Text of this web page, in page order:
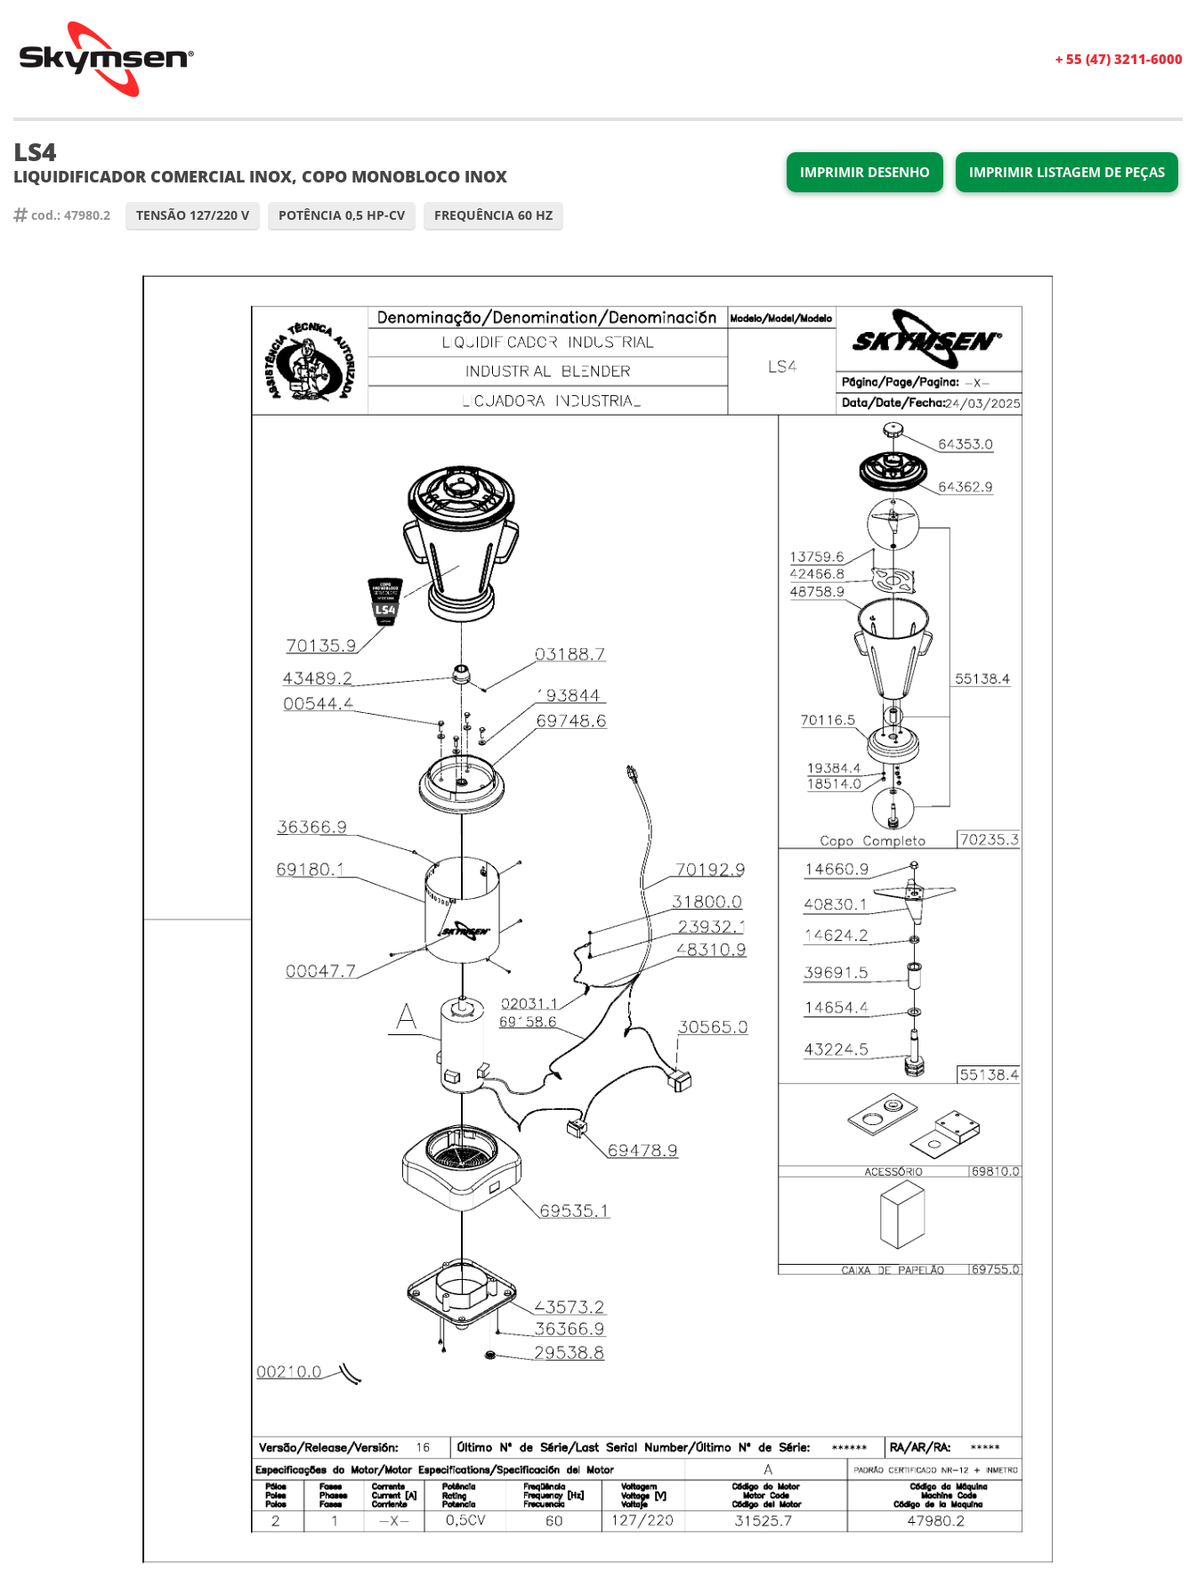
+ 55 (47) 3211-6000
IMPRIMIR DESENHO IMPRIMIR LISTAGEM DE PEÇAS
LS4
LIQUIDIFICADOR COMERCIAL INOX, COPO MONOBLOCO INOX
cod.: 47980.2 TENSÃO 127/220 V POTÊNCIA 0,5 HP-CV FREQUÊNCIA 60 HZ